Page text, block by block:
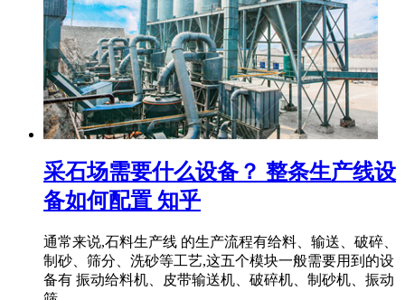
采石场需要什么设备？ 整条生产线设
备如何配置 知乎
通常来说,石料生产线 的生产流程有给料、输送、破碎、
制砂、筛分、洗砂等工艺,这五个模块一般需要用到的设
备有 振动给料机、皮带输送机、破碎机、制砂机、振动